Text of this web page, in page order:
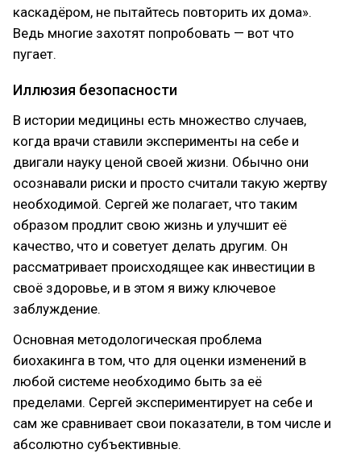
каскадёром, не пытайтесь повторить их дома».
Ведь многие захотят попробовать — вот что
пугает.
Иллюзия безопасности
В истории медицины есть множество случаев,
когда врачи ставили эксперименты на себе и
двигали науку ценой своей жизни. Обычно они
осознавали риски и просто считали такую жертву
необходимой. Сергей же полагает, что таким
образом продлит свою жизнь и улучшит её
качество, что и советует делать другим. Он
рассматривает происходящее как инвестиции в
своё здоровье, и в этом я вижу ключевое
заблуждение.
Основная методологическая проблема
биохакинга в том, что для оценки изменений в
любой системе необходимо быть за её
пределами. Сергей экспериментирует на себе и
сам же сравнивает свои показатели, в том числе и
абсолютно субъективные.